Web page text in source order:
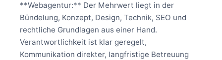
**Webagentur:** Der Mehrwert liegt in der
Bündelung, Konzept, Design, Technik, SEO und
rechtliche Grundlagen aus einer Hand.
Verantwortlichkeit ist klar geregelt,
Kommunikation direkter, langfristige Betreuung